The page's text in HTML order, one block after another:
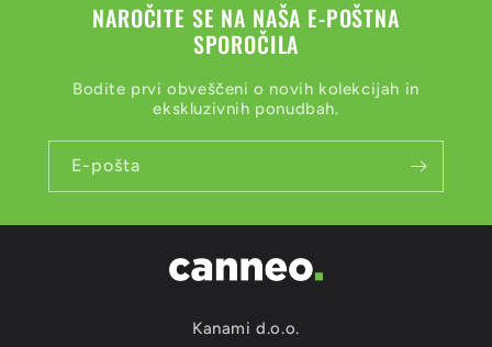
NAROČITE SE NA NAŠA E-POŠTNA
SPOROČILA
Bodite prvi obveščeni o novih kolekcijah in
ekskluzivnih ponudbah.
E-pošta
Kanami d.o.o.